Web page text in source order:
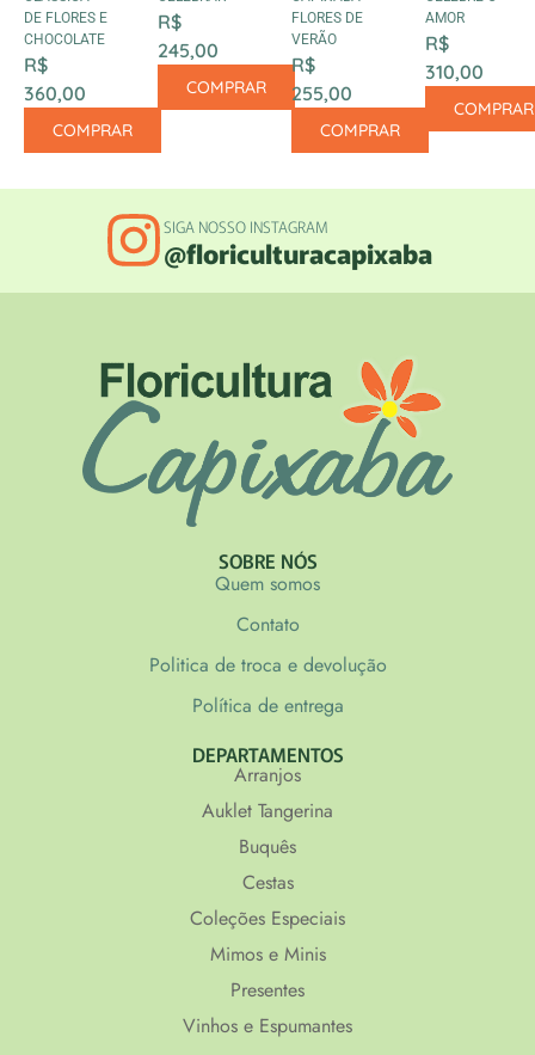
DE FLORES E
CHOCOLATE
R$
360,00
COMPRAR
R$
245,00
COMPRAR
FLORES DE
VERÃO
R$
255,00
COMPRAR
AMOR
R$
310,00
COMPRAR
SIGA NOSSO INSTAGRAM
@floriculturacapixaba
SOBRE NÓS
Quem somos
Contato
Politica de troca e devolução
Política de entrega
DEPARTAMENTOS
Arranjos
Auklet Tangerina
Buquês
Cestas
Coleções Especiais
Mimos e Minis
Presentes
Vinhos e Espumantes